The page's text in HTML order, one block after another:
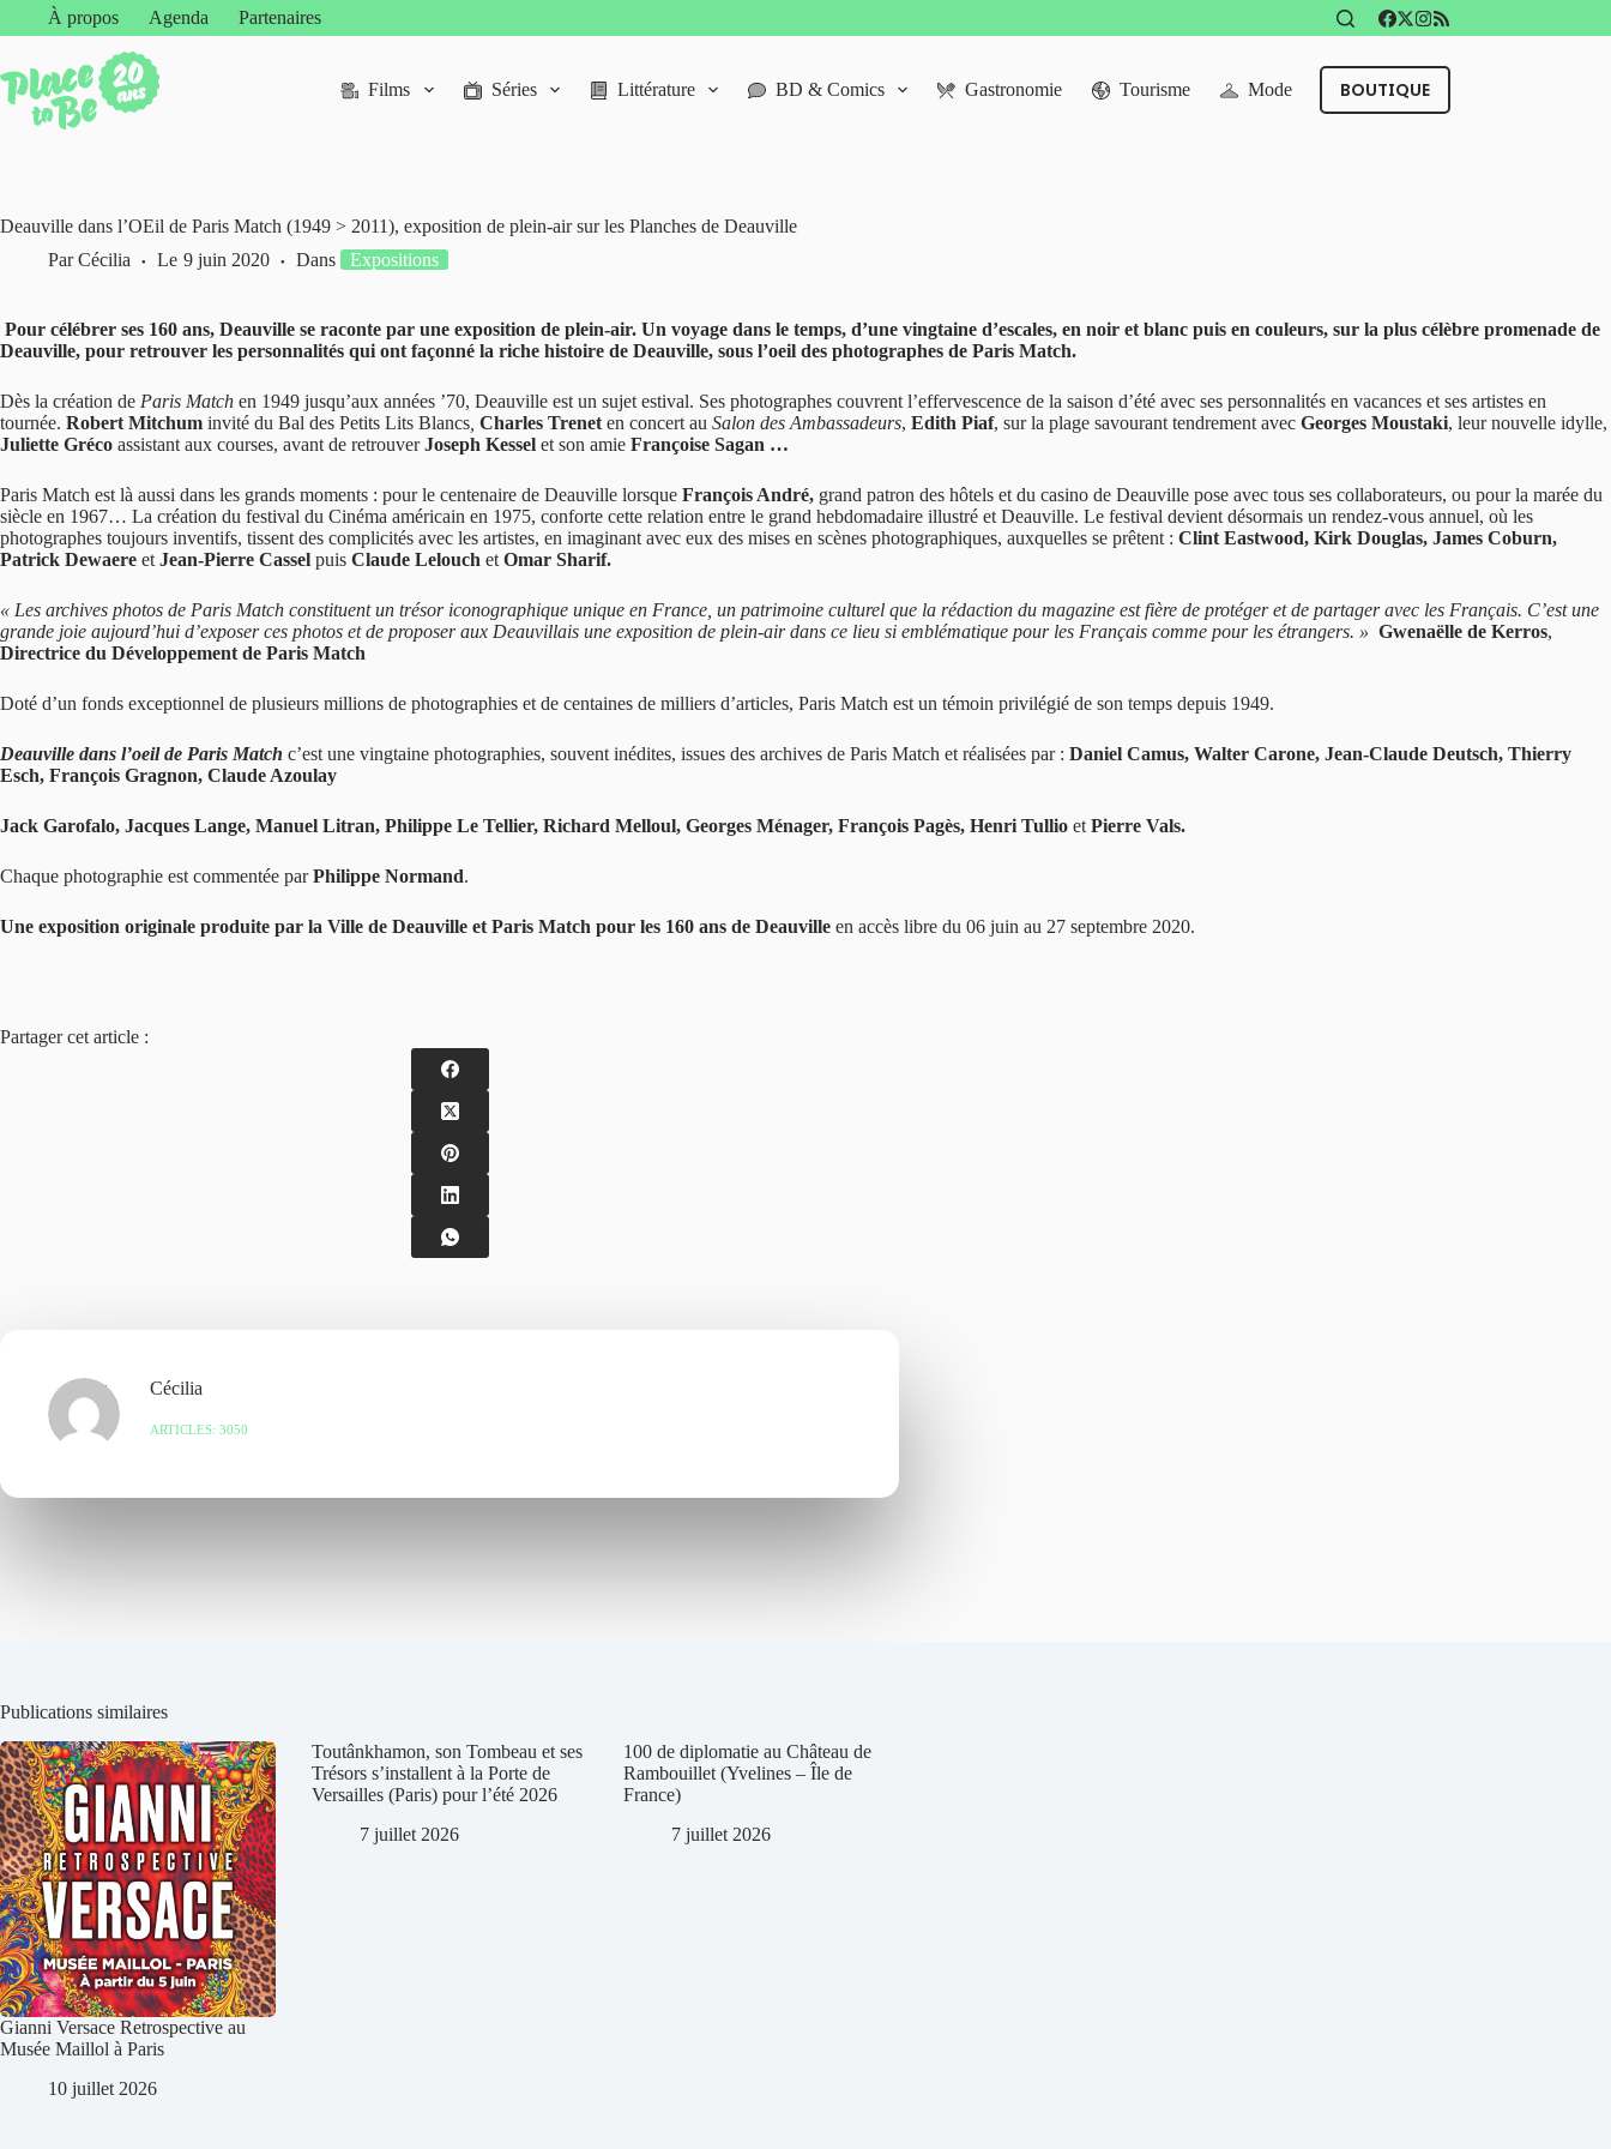
À propos Agenda Partenaires
Films Séries Littérature BD & Comics Gastronomie Tourisme Mode BOUTIQUE
Deauville dans l’OEil de Paris Match (1949 > 2011), exposition de plein-air sur les Planches de Deauville
Par Cécilia Le 9 juin 2020 Dans Expositions
Pour célébrer ses 160 ans, Deauville se raconte par une exposition de plein-air. Un voyage dans le temps, d’une vingtaine d’escales, en noir et blanc puis en couleurs, sur la plus célèbre promenade de
Deauville, pour retrouver les personnalités qui ont façonné la riche histoire de Deauville, sous l’oeil des photographes de Paris Match.
Dès la création de Paris Match en 1949 jusqu’aux années ’70, Deauville est un sujet estival. Ses photographes couvrent l’effervescence de la saison d’été avec ses personnalités en vacances et ses artistes en
tournée. Robert Mitchum invité du Bal des Petits Lits Blancs Charles Trenet en concert au Salon des Ambassadeurs, Edith Piaf, sur la plage savourant tendrement avec Georges Moustaki, leur nouvelle idylle,
Juliette Gréco assistant aux courses, avant de retrouverJoseph Kessel et son amie Françoise Sagan …
Paris Match est là aussi dans les grands moments : pour le centenaire de Deauville lorsque François André, grand patron des hôtels et du casino de Deauville pose avec tous ses collaborateurs, ou pour la marée du
siècle en 1967… La création du festival du Cinéma américain en 1975, conforte cette relation entre le grand hebdomadaire illustré et Deauville. Le festival devient désormais un rendez-vous annuel, où les
photographes toujours inventifs, tissent des complicités avec les artistes, en imaginant avec eux des mises en scènes photographiques, auxquelles se prêtent : Clint Eastwood, Kirk Douglas, James Coburn,
Patrick Dewaere et Jean-Pierre Cassel puis Claude Lelouch et Omar Sharif.
« Les archives photos de Paris Match constituent un trésor iconographique unique en France, un patrimoine culturel que la rédaction du magazine est fière de protéger et de partager avec les Français. C’est une
grande joie aujourd’hui d’exposer ces photos et de proposer aux Deauvillais une exposition de plein-air dans ce lieu si emblématique pour les Français comme pour les étrangers. » Gwenaëlle de Kerros,
Directrice du Développement de Paris Match
Doté d’un fonds exceptionnel de plusieurs millions de photographies et de centaines de milliers d’articles, Paris Match est un témoin privilégié de son temps depuis 1949.
Deauville dans l’oeil de Paris Match c’est une vingtaine photographies, souvent inédites, issues des archives de Paris Match et réalisées par : Daniel Camus, Walter Carone, Jean-Claude Deutsch, Thierry
Esch, François Gragnon, Claude Azoulay
Jack Garofalo, Jacques Lange, Manuel Litran, Philippe Le Tellier, Richard Melloul, Georges Ménager, François Pagès, Henri Tullio et Pierre Vals.
Chaque photographie est commentée parPhilippe Normand.
Une exposition originale produite par la Ville de Deauville et Paris Match pour les 160 ans de Deauville en accès libre du 06 juin au 27 septembre 2020.
Partager cet article :
Cécilia
ARTICLES: 3050
Publications similaires
Gianni Versace Retrospective au
Musée Maillol à Paris
10 juillet 2026
Toutânkhamon, son Tombeau et ses
Trésors s’installent à la Porte de
Versailles (Paris) pour l’été 2026
7 juillet 2026
100 de diplomatie au Château de
Rambouillet (Yvelines – Île de
France)
7 juillet 2026